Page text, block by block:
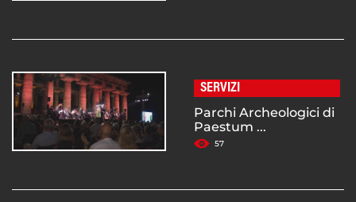
SERVIZI
Parchi Archeologici di
Paestum ...
57